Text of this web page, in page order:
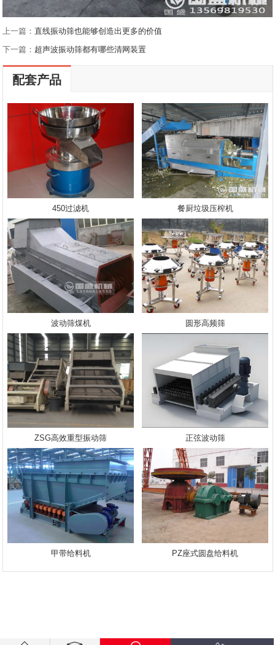
上一篇：直线振动筛也能够创造出更多的价值
下一篇： 超声波振动筛都有哪些清网装置
配套产品
450过滤机 餐厨垃圾压榨机
波动筛煤机 圆形高频筛
ZSG高效重型振动筛 正弦波动筛
甲带给料机 PZ座式圆盘给料机